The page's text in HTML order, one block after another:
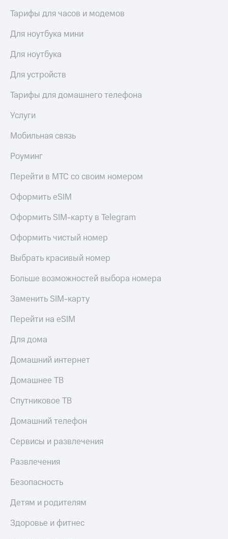
Тарифы для часов и модемов
Для ноутбука мини
Для ноутбука
Для устройств
Тарифы для домашнего телефона
Услуги
Мобильная связь
Роуминг
Перейти в МТС со своим номером
Оформить eSIM
Оформить SIM-карту в Telegram
Оформить чистый номер
Выбрать красивый номер
Больше возможностей выбора номера
Заменить SIM-карту
Перейти на eSIM
Для дома
Домашний интернет
Домашнее ТВ
Спутниковое ТВ
Домашний телефон
Сервисы и развлечения
Развлечения
Безопасность
Детям и родителям
Здоровье и фитнес